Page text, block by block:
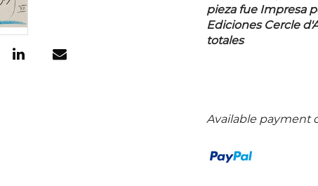
pieza fue Impresa
Ediciones Cercle
totales
Available payment